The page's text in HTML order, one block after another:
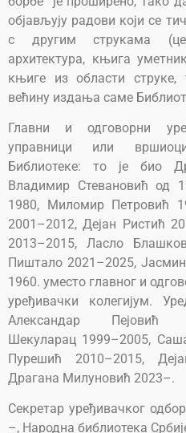
објављују радови који се
с другим струкама
архитектура, књига
књиге из области
већину издања саме
Главни и одговорни
управници или
Библиотеке: то је био
Владимир Стевановић од
1980, Миломир Петровић
2001–2012, Дејан Ристић
2013–2015, Ласло
Пиштало 2021–2025,
1960. уместо главног и
уређивачки колегијум.
Александар Пејовић
Шекуларац 1999–2005,
Пурешић 2010–2015,
Драгана Милуновић 2023–.
Секретар уређивачког
–, Народна библиотека